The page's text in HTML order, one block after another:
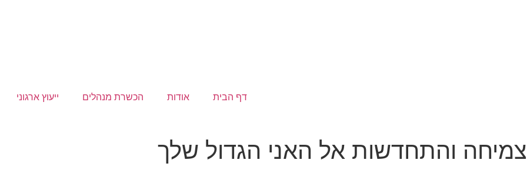
דף הבית אודות הכשרת מנהלים ייעוץ ארגוני
צמיחה והתחדשות אל האני הגדול שלך